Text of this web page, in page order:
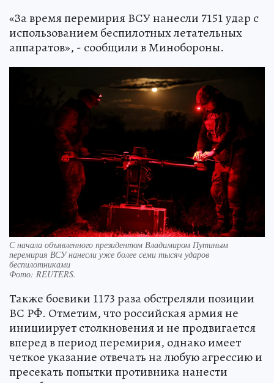
«За время перемирия ВСУ нанесли 7151 удар с
использованием беспилотных летательных
аппаратов», - сообщили в Минобороны.
С начала объявленного президентом Владимиром Путиным
перемирия ВСУ нанесли уже более семи тысяч ударов
беспилотниками
Фото: REUTERS.
Также боевики 1173 раза обстреляли позиции
ВС РФ. Отметим, что российская армия не
инициирует столкновения и не продвигается
вперед в период перемирия, однако имеет
четкое указание отвечать на любую агрессию и
пресекать попытки противника нанести